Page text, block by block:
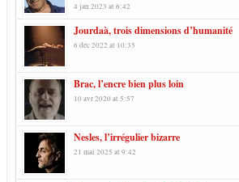
4 jan 2023 at 6:42
Jourdaà, trois dimensions d’humanité
6 déc 2022 at 10:35
Brac, l’encre bien plus loin
10 avr 2020 at 5:57
Nesles, l’irrégulier bizarre
21 mai 2025 at 9:42